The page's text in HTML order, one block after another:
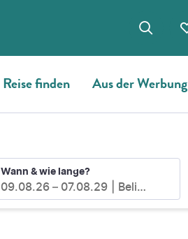
Reise finden Aus der Werbung
Wann & wie lange?
09.08.26– 07.08.29 Beliebig